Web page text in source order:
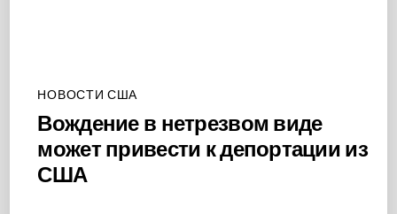
НОВОСТИ США
Вождение в нетрезвом виде
может привести к депортации из
США